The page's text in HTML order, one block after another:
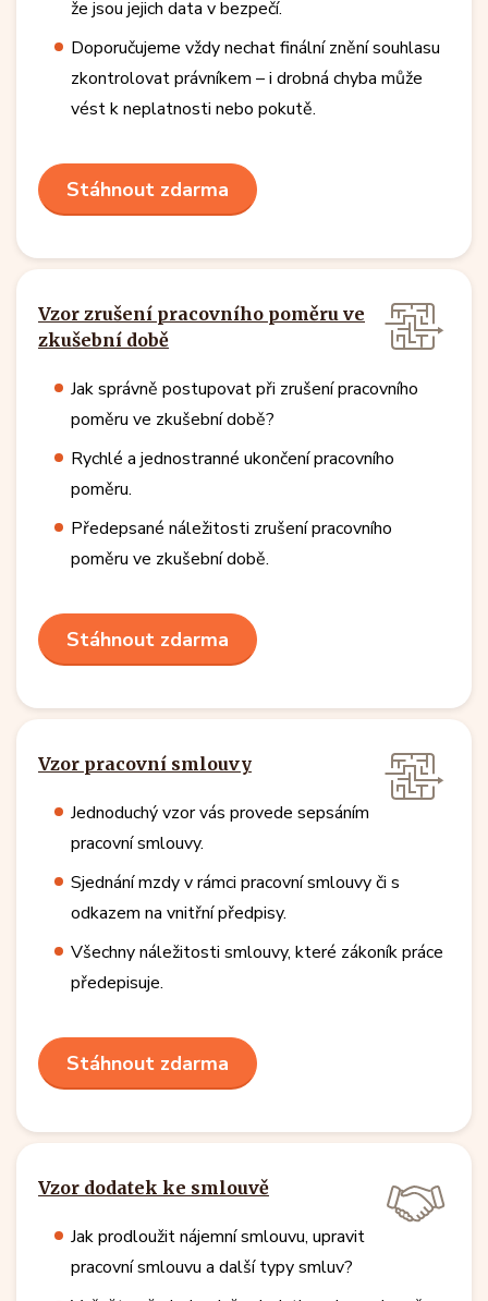
že jsou jejich data v bezpečí.
Doporučujeme vždy nechat finální znění souhlasu
zkontrolovat právníkem – i drobná chyba může
vést k neplatnosti nebo pokutě.
Stáhnout zdarma
Vzor zrušení pracovního poměru ve
zkušební době
Jak správně postupovat při zrušení pracovního
poměru ve zkušební době?
Rychlé a jednostranné ukončení pracovního
poměru.
Předepsané náležitosti zrušení pracovního
poměru ve zkušební době.
Stáhnout zdarma
Vzor pracovní smlouvy
Jednoduchý vzor vás provede sepsáním
pracovní smlouvy.
Sjednání mzdy v rámci pracovní smlouvy či s
odkazem na vnitřní předpisy.
Všechny náležitosti smlouvy, které zákoník práce
předepisuje.
Stáhnout zdarma
Vzor dodatek ke smlouvě
Jak prodloužit nájemní smlouvu, upravit
pracovní smlouvu a další typy smluv?